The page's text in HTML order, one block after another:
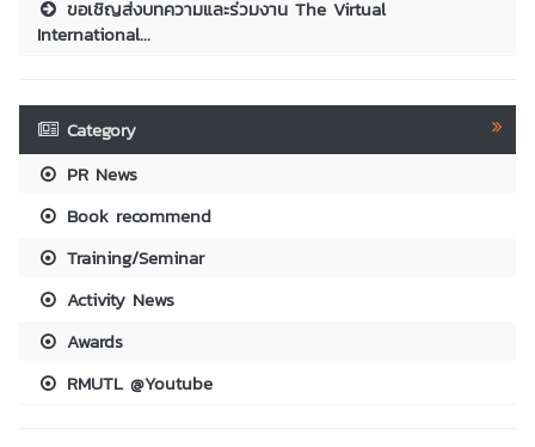
ขอเชิญส่งบทความและร่วมงาน The Virtual
International...
Category
PR News
Book recommend
Training/Seminar
Activity News
Awards
RMUTL @Youtube